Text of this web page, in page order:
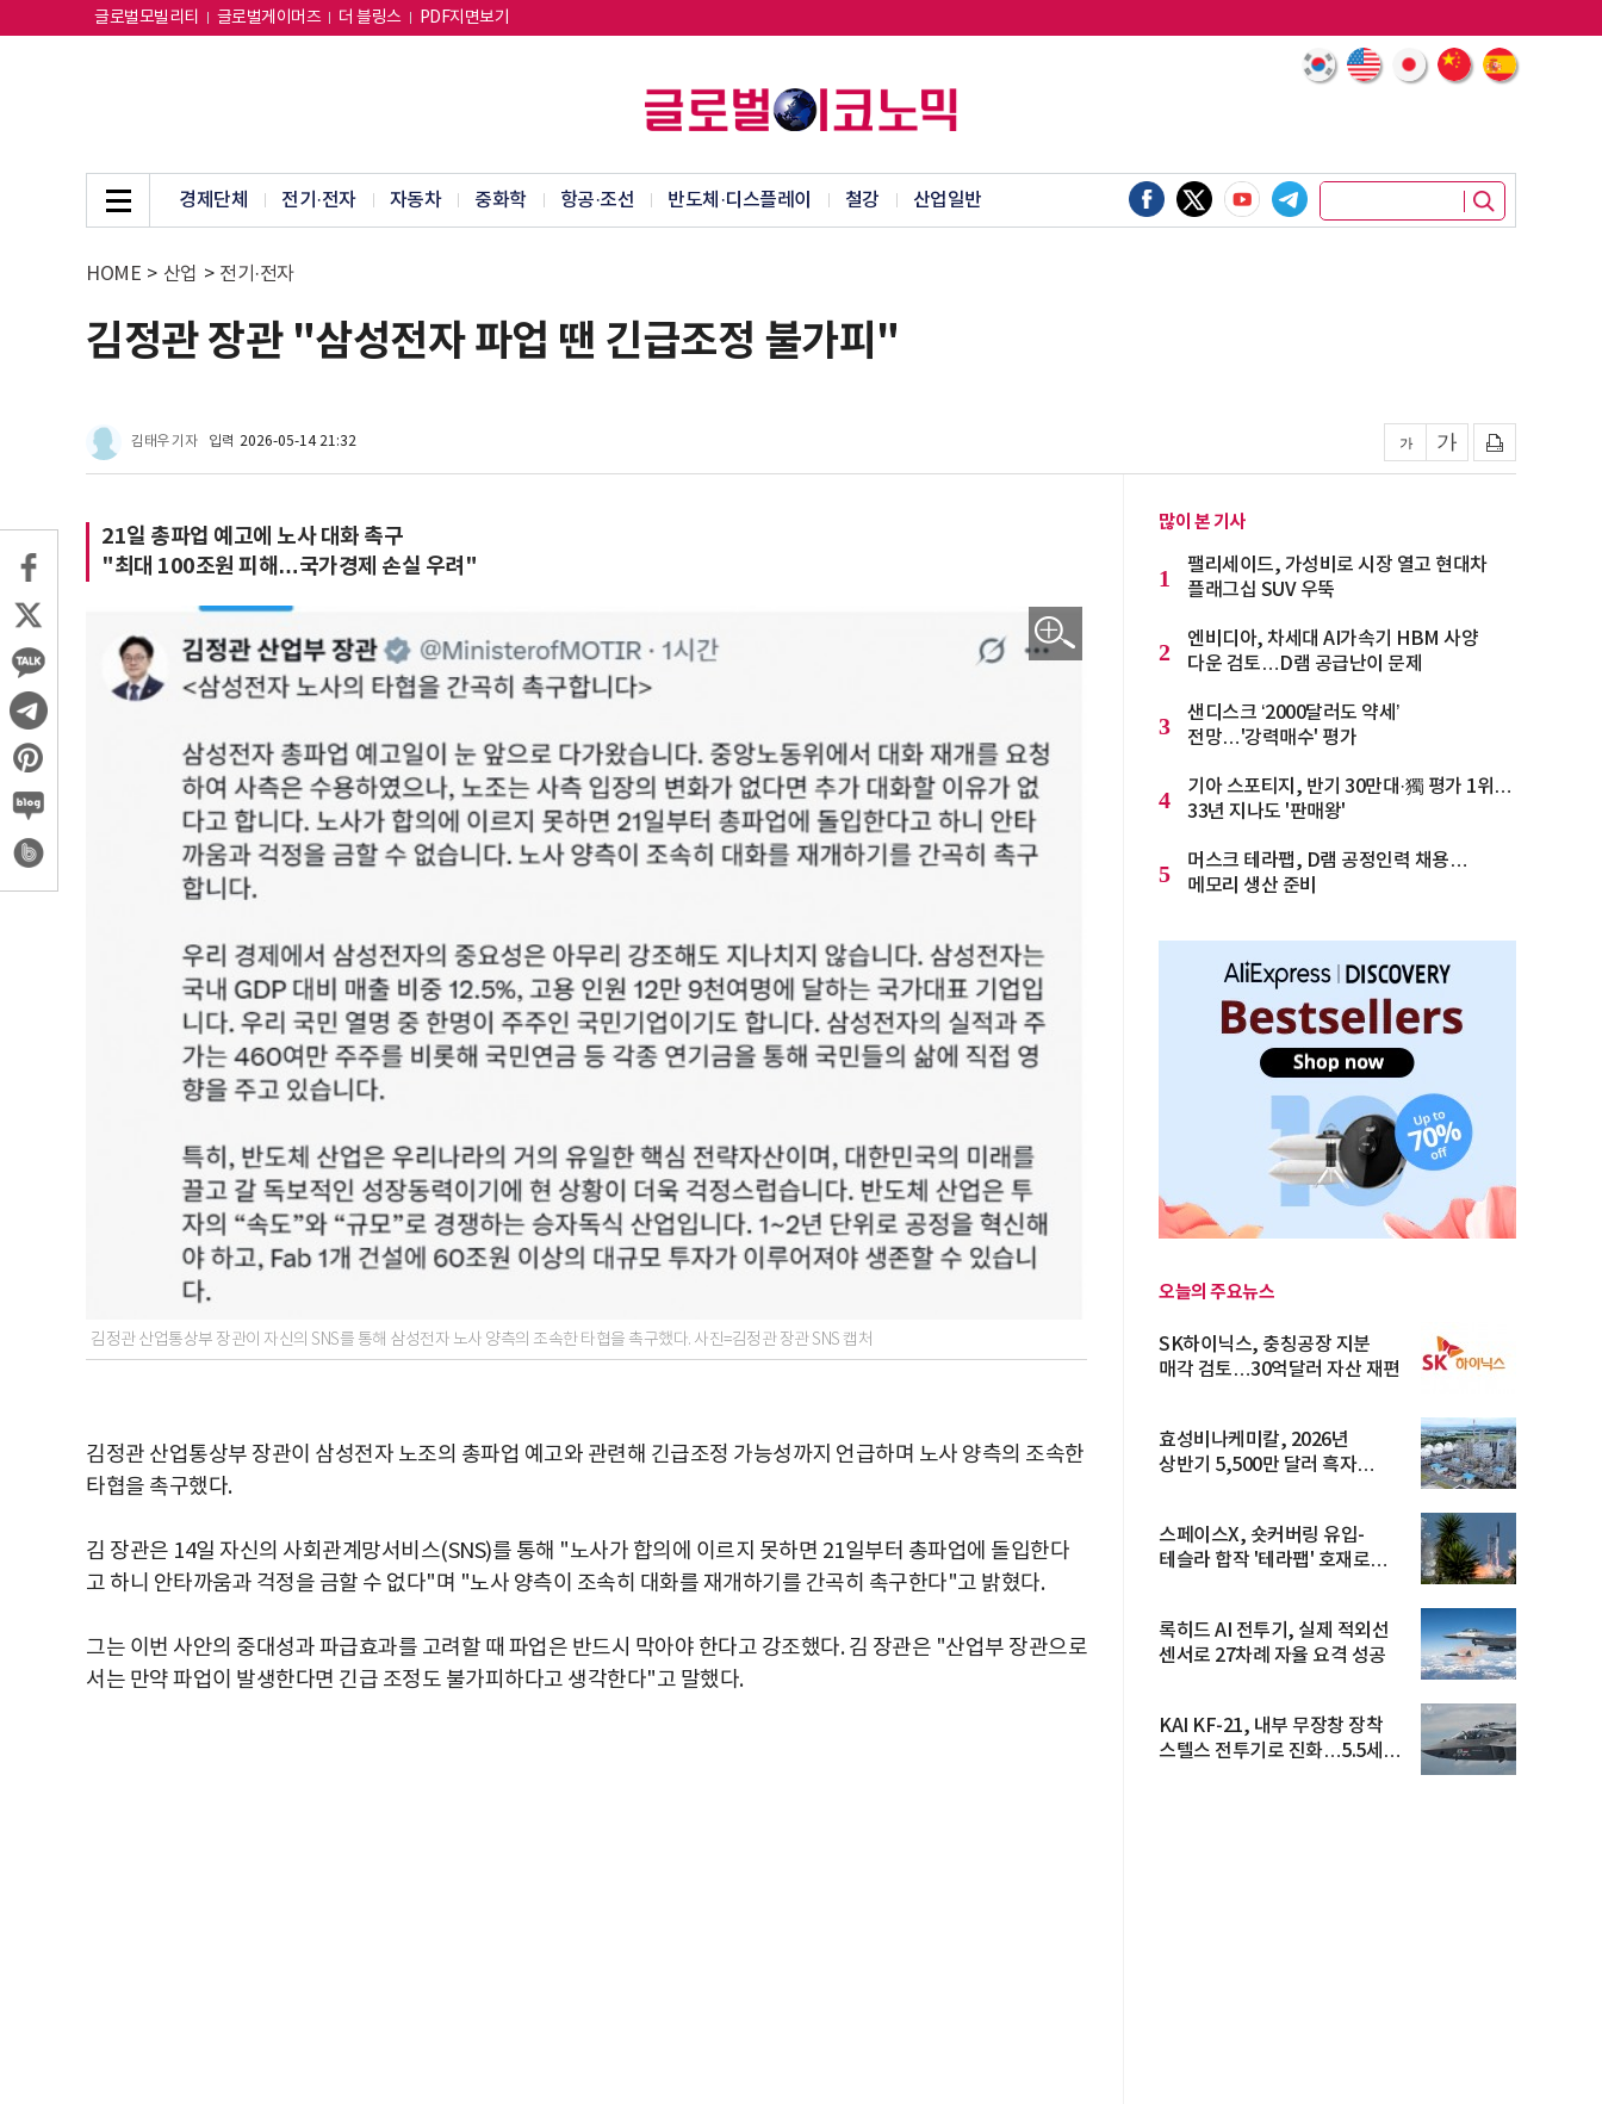
글로벌모빌리티 글로벌게이머즈 더 블링스 PDF지면보기
경제단체 전기·전자 자동차 중화학 항공·조선 반도체·디스플레이 철강 산업일반
HOME > 산업 > 전기·전자
김정관 장관 "삼성전자 파업 땐 긴급조정 불가피"
김태우 기자 입력 2026-05-14 21:32
21일 총파업 예고에 노사 대화 촉구
"최대 100조원 피해…국가경제 손실 우려"
김정관 산업통상부 장관이 자신의 SNS를 통해 삼성전자 노사 양측의 조속한 타협을 촉구했다. 사진=김정관 장관 SNS 캡처
김정관 산업통상부 장관이 삼성전자 노조의 총파업 예고와 관련해 긴급조정 가능성까지 언급하며 노사 양측의 조속한
타협을 촉구했다.
김 장관은 14일 자신의 사회관계망서비스(SNS)를 통해 "노사가 합의에 이르지 못하면 21일부터 총파업에 돌입한다
고 하니 안타까움과 걱정을 금할 수 없다"며 "노사 양측이 조속히 대화를 재개하기를 간곡히 촉구한다"고 밝혔다.
그는 이번 사안의 중대성과 파급효과를 고려할 때 파업은 반드시 막아야 한다고 강조했다. 김 장관은 "산업부 장관으로
서는 만약 파업이 발생한다면 긴급 조정도 불가피하다고 생각한다"고 말했다.
많이 본 기사
1
팰리세이드, 가성비로 시장 열고 현대차
플래그십 SUV 우뚝
2
엔비디아, 차세대 AI가속기 HBM 사양
다운 검토…D램 공급난이 문제
3
샌디스크 ‘2000달러도 약세’
전망…'강력매수' 평가
4
기아 스포티지, 반기 30만대·獨 평가 1위…
33년 지나도 '판매왕'
5
머스크 테라팹, D램 공정인력 채용…
메모리 생산 준비
오늘의 주요뉴스
SK하이닉스, 충칭공장 지분
매각 검토…30억달러 자산 재편
효성비나케미칼, 2026년
상반기 5,500만 달러 흑자
스페이스X, 숏커버링 유입-
테슬라 합작 '테라팹' 호재로
록히드 AI 전투기, 실제 적외선
센서로 27차례 자율 요격 성공
KAI KF-21, 내부 무장창 장착
스텔스 전투기로 진화…5.5세대